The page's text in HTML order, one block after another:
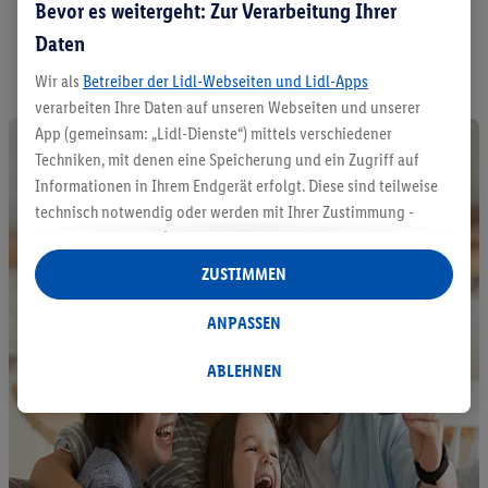
A
e
P
r
o
u
k
e
n
t
e
k
e
n
Bevor es weitergeht: Zur Verarbeitung Ihrer
Daten
Wir als Betreiber der Lidl-Webseiten und Lidl-Apps
verarbeiten Ihre Daten auf unseren Webseiten und unserer
App (gemeinsam: „Lidl-Dienste“) mittels verschiedener
Techniken, mit denen eine Speicherung und ein Zugriff auf
Informationen in Ihrem Endgerät erfolgt. Diese sind teilweise
technisch notwendig oder werden mit Ihrer Zustimmung -
auch durch Partner (u.a.
Verantwortliche; im Zusammenhang mit dem IAB TCF
insgesamt
Statistik-Erstellung oder für personalisierte Werbung
Datenverarbeitungen für personalisierte Werbung werden
Dritten die Ausspielung von Werbung außerhalb der Lidl-
Dienste über die Ihnen und Ihren Haushaltsangehörigen
zugeordneten Endgeräte zu ermöglichen. Sofern Sie
ABLEHNEN
ANPASSEN
ZUSTIMMEN